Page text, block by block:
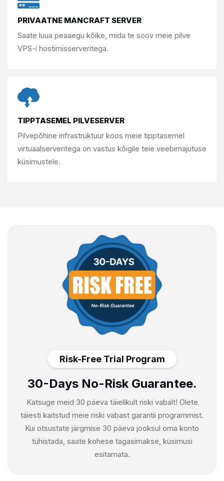
PRIVAATNE MANCRAFT SERVER
Saate luua peaaegu kõike, mida te soov meie pilve
VPS-i hostimisserveritega.
TIPPTASEMEL PILVESERVER
Pilvepõhine infrastruktuur koos meie tipptasemel
virtuaalserveritega on vastus kõigile teie veebimajutuse
küsimustele.
Risk-Free Trial Program
30-Days No-Risk Guarantee.
Katsuge meid 30 päeva täielikult riski vabalt! Olete
täiesti kaitstud meie riski vabast garantii programmist.
Kui otsustate järgmise 30 päeva jooksul oma konto
tühistada, saate kohese tagasimakse, küsimusi
esitamata.